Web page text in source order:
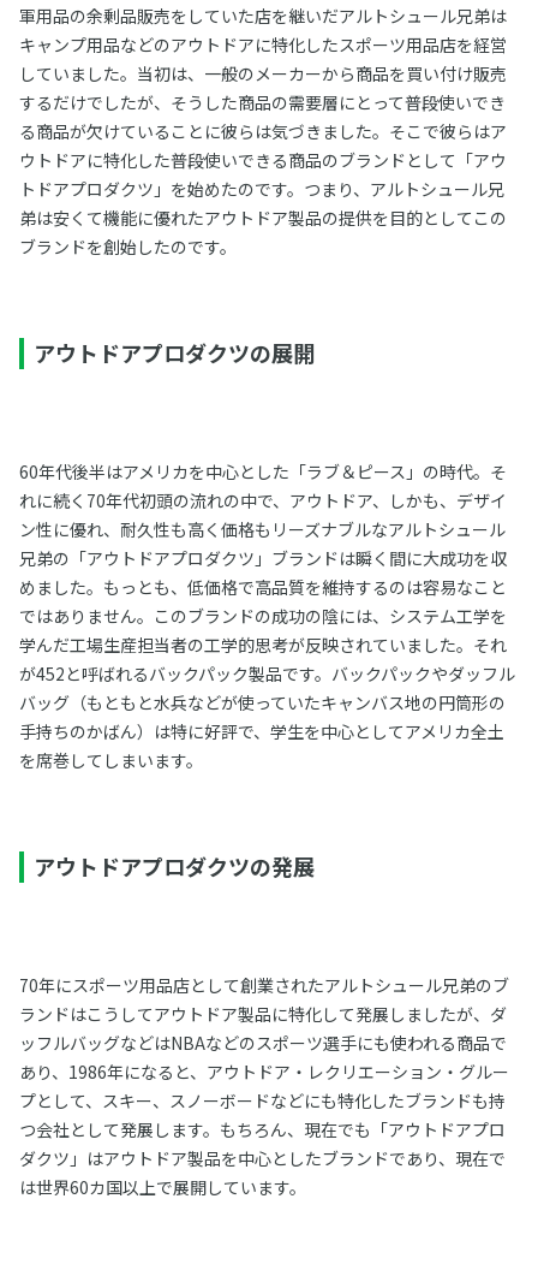
軍用品の余剰品販売をしていた店を継いだアルトシュール兄弟は
キャンプ用品などのアウトドアに特化したスポーツ用品店を経営
していました。当初は、一般のメーカーから商品を買い付け販売
するだけでしたが、そうした商品の需要層にとって普段使いでき
る商品が欠けていることに彼らは気づきました。そこで彼らはア
ウトドアに特化した普段使いできる商品のブランドとして「アウ
トドアプロダクツ」を始めたのです。つまり、アルトシュール兄
弟は安くて機能に優れたアウトドア製品の提供を目的としてこの
ブランドを創始したのです。
アウトドアプロダクツの展開
60年代後半はアメリカを中心とした「ラブ＆ピース」の時代。そ
れに続く70年代初頭の流れの中で、アウトドア、しかも、デザイ
ン性に優れ、耐久性も高く価格もリーズナブルなアルトシュール
兄弟の「アウトドアプロダクツ」ブランドは瞬く間に大成功を収
めました。もっとも、低価格で高品質を維持するのは容易なこと
ではありません。このブランドの成功の陰には、システム工学を
学んだ工場生産担当者の工学的思考が反映されていました。それ
が452と呼ばれるバックパック製品です。バックパックやダッフル
バッグ（もともと水兵などが使っていたキャンバス地の円筒形の
手持ちのかばん）は特に好評で、学生を中心としてアメリカ全土
を席巻してしまいます。
アウトドアプロダクツの発展
70年にスポーツ用品店として創業されたアルトシュール兄弟のブ
ランドはこうしてアウトドア製品に特化して発展しましたが、ダ
ッフルバッグなどはNBAなどのスポーツ選手にも使われる商品で
あり、1986年になると、アウトドア・レクリエーション・グルー
プとして、スキー、スノーボードなどにも特化したブランドも持
つ会社として発展します。もちろん、現在でも「アウトドアプロ
ダクツ」はアウトドア製品を中心としたブランドであり、現在で
は世界60カ国以上で展開しています。